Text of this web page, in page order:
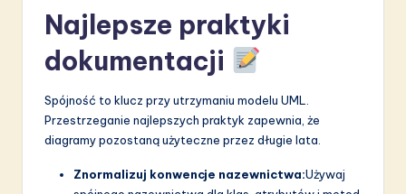
Najlepsze praktyki
dokumentacji
Spójność to klucz przy utrzymaniu modelu UML.
Przestrzeganie najlepszych praktyk zapewnia, że
diagramy pozostaną użyteczne przez długie lata.
Znormalizuj konwencje nazewnictwa:Używaj